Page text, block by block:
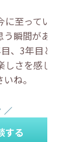
育士の基本は
」を教えてく
至っていま
瞬間があって
、3年目と経
さを感じられ
ね。
／
する